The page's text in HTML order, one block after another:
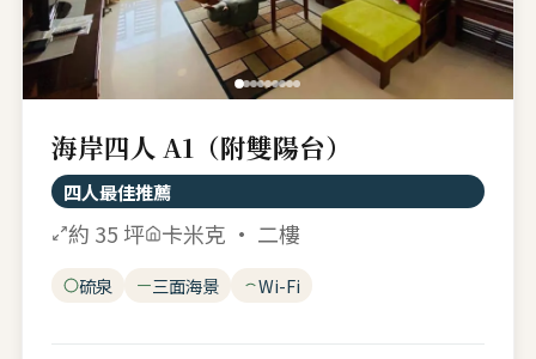
海岸四人 A1（附雙陽台）
四人最佳推薦
約 35 坪 卡米克 · 二樓
硫泉 三面海景 Wi-Fi